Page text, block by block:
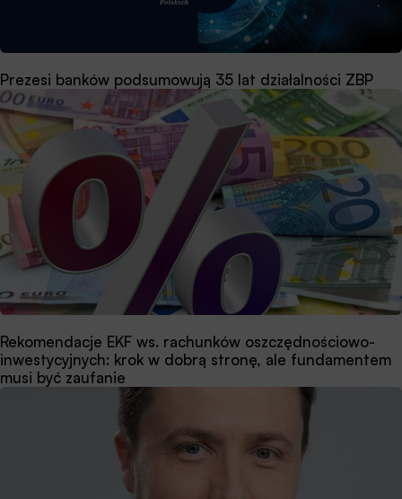
Prezesi banków podsumowują 35 lat działalności ZBP
Rekomendacje EKF ws. rachunków oszczędnościowo-
inwestycyjnych: krok w dobrą stronę, ale fundamentem
musi być zaufanie